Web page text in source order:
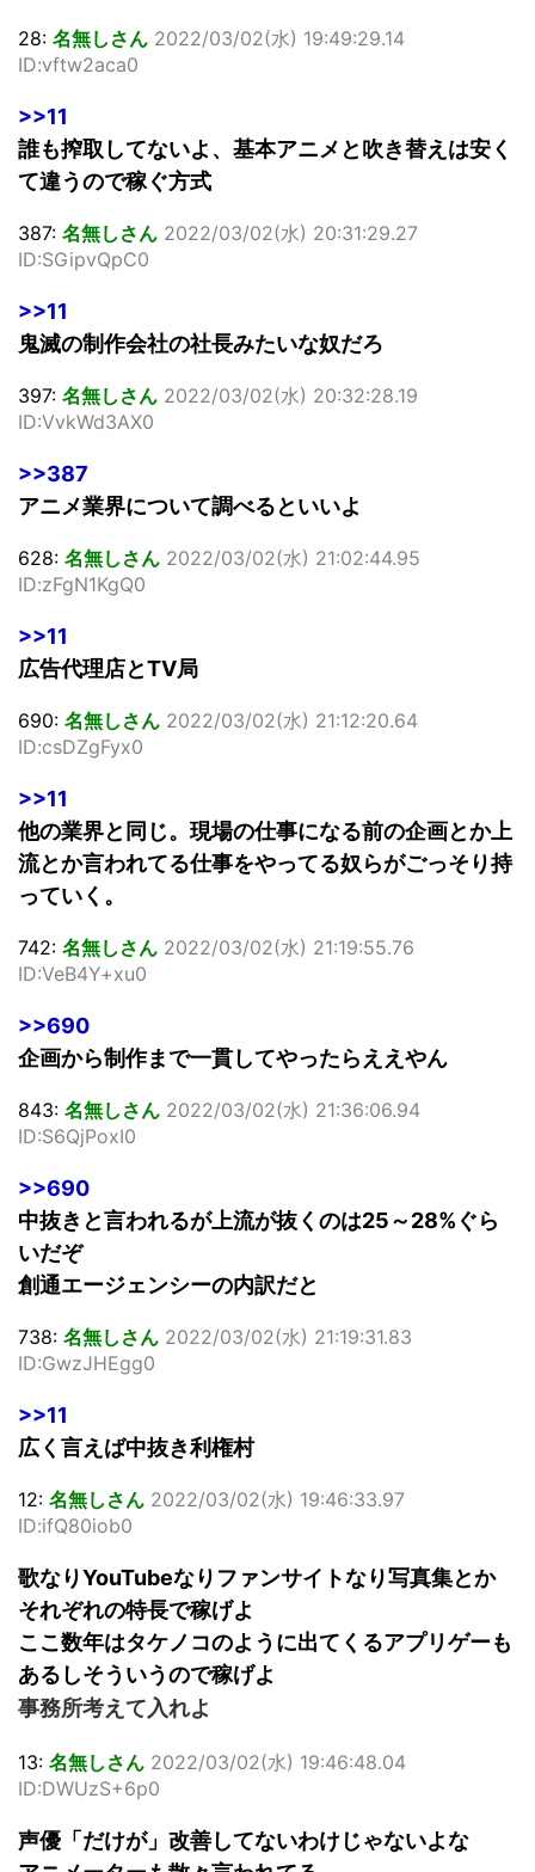
28: 名無しさん 2022/03/02(水) 19:49:29.14
ID:vftw2aca0
>>11
誰も搾取してないよ、基本アニメと吹き替えは安く
て違うので稼ぐ方式
387: 名無しさん 2022/03/02(水) 20:31:29.27
ID:SGipvQpC0
>>11
鬼滅の制作会社の社長みたいな奴だろ
397: 名無しさん 2022/03/02(水) 20:32:28.19
ID:VvkWd3AX0
>>387
アニメ業界について調べるといいよ
628: 名無しさん 2022/03/02(水) 21:02:44.95
ID:zFgN1KgQ0
>>11
広告代理店とTV局
690: 名無しさん 2022/03/02(水) 21:12:20.64
ID:csDZgFyx0
>>11
他の業界と同じ。現場の仕事になる前の企画とか上
流とか言われてる仕事をやってる奴らがごっそり持
っていく。
742: 名無しさん 2022/03/02(水) 21:19:55.76
ID:VeB4Y+xu0
>>690
企画から制作まで一貫してやったらええやん
843: 名無しさん 2022/03/02(水) 21:36:06.94
ID:S6QjPoxI0
>>690
中抜きと言われるが上流が抜くのは25～28%ぐら
いだぞ
創通エージェンシーの内訳だと
738: 名無しさん 2022/03/02(水) 21:19:31.83
ID:GwzJHEgg0
>>11
広く言えば中抜き利権村
12: 名無しさん 2022/03/02(水) 19:46:33.97
ID:ifQ80iob0
歌なりYouTubeなりファンサイトなり写真集とか
それぞれの特長で稼げよ
ここ数年はタケノコのように出てくるアプリゲーも
あるしそういうので稼げよ
事務所考えて入れよ
13: 名無しさん 2022/03/02(水) 19:46:48.04
ID:DWUzS+6p0
声優「だけが」改善してないわけじゃないよな